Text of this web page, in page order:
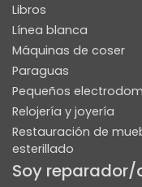
Libros
Línea blanca
Máquinas de coser
Paraguas
Pequeños
Relojería y joyería
Restauración de
esterillado
Soy reparador/